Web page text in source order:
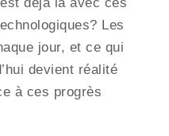
déjà là avec ces
Les
jour, et ce qui
devient réalité
à ces progrès